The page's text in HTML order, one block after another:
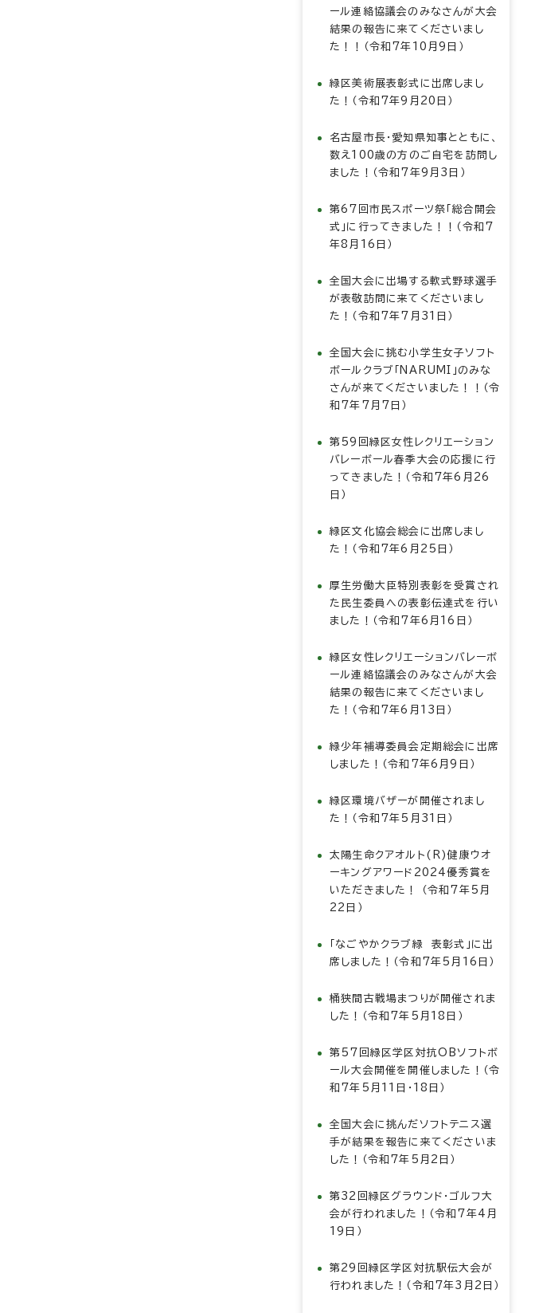
ール連絡協議会のみなさんが大会
結果の報告に来てくださいまし
た！！（令和7年10月9日）
緑区美術展表彰式に出席しまし
た！（令和7年9月20日）
名古屋市長・愛知県知事とともに、
数え100歳の方のご自宅を訪問し
ました！（令和7年9月3日）
第67回市民スポーツ祭「総合開会
式」に行ってきました！！（令和7
年8月16日）
全国大会に出場する軟式野球選手
が表敬訪問に来てくださいまし
た！（令和7年7月31日）
全国大会に挑む小学生女子ソフト
ボールクラブ「NARUMI」のみな
さんが来てくださいました！！（令
和7年7月7日）
第59回緑区女性レクリエーション
バレーボール春季大会の応援に行
ってきました！（令和7年6月26
日）
緑区文化協会総会に出席しまし
た！（令和7年6月25日）
厚生労働大臣特別表彰を受賞され
た民生委員への表彰伝達式を行い
ました！（令和7年6月16日）
緑区女性レクリエーションバレーボ
ール連絡協議会のみなさんが大会
結果の報告に来てくださいまし
た！（令和7年6月13日）
緑少年補導委員会定期総会に出席
しました！（令和7年6月9日）
緑区環境バザーが開催されまし
た！（令和7年5月31日）
太陽生命クアオルト(R)健康ウオ
ーキングアワード2024優秀賞を
いただきました！ （令和7年5月
22日）
「なごやかクラブ緑 表彰式」に出
席しました！（令和7年5月16日）
桶狭間古戦場まつりが開催されま
した！（令和7年5月18日）
第57回緑区学区対抗OBソフトボ
ール大会開催を開催しました！（令
和7年5月11日・18日）
全国大会に挑んだソフトテニス選
手が結果を報告に来てくださいま
した！（令和7年5月2日）
第32回緑区グラウンド・ゴルフ大
会が行われました！（令和7年4月
19日）
第29回緑区学区対抗駅伝大会が
行われました！（令和7年3月2日）